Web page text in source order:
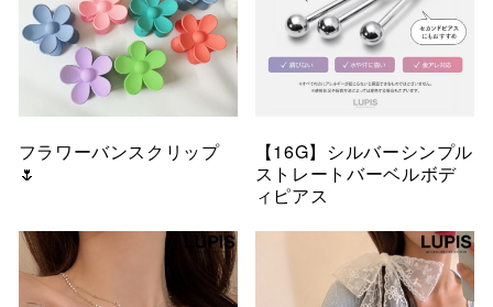
フラワーバンスクリップ
🌷
【16G】シルバーシンプル
ストレートバーベルボデ
ィピアス